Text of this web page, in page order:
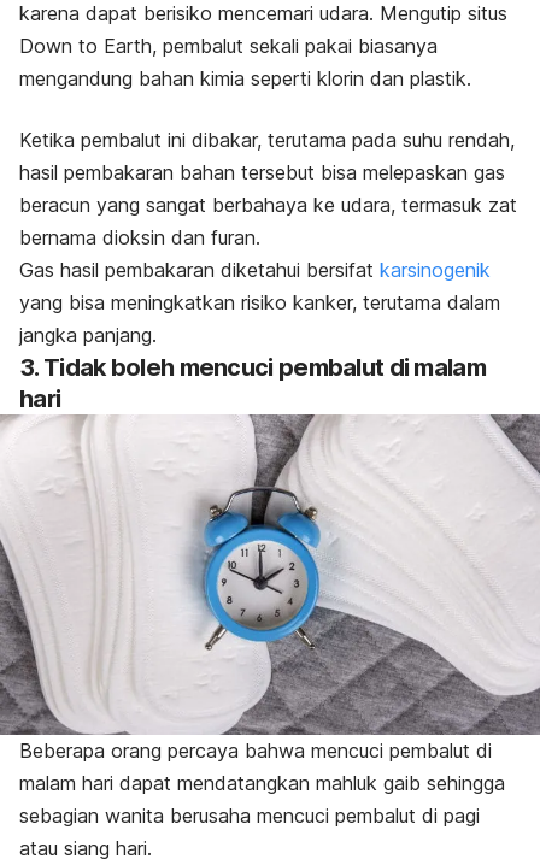
karena dapat berisiko mencemari udara. Mengutip situs
Down to Earth, pembalut sekali pakai biasanya
mengandung bahan kimia seperti klorin dan plastik.
Ketika pembalut ini dibakar, terutama pada suhu rendah,
hasil pembakaran bahan tersebut bisa melepaskan gas
beracun yang sangat berbahaya ke udara, termasuk zat
bernama dioksin dan furan.
Gas hasil pembakaran diketahui bersifat karsinogenik
yang bisa meningkatkan risiko kanker, terutama dalam
jangka panjang.
3. Tidak boleh mencuci pembalut di malam
hari
Beberapa orang percaya bahwa mencuci pembalut di
malam hari dapat mendatangkan mahluk gaib sehingga
sebagian wanita berusaha mencuci pembalut di pagi
atau siang hari.